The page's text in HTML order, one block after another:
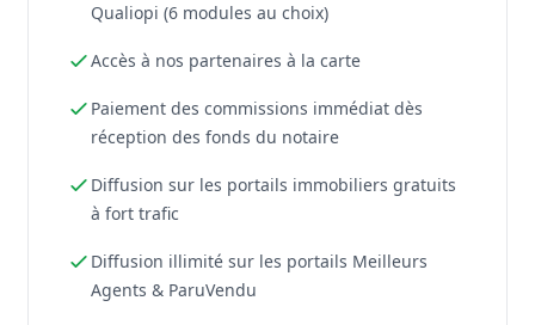
Qualiopi (6 modules au choix)
Accès à nos partenaires à la carte
Paiement des commissions immédiat dès
réception des fonds du notaire
Diffusion sur les portails immobiliers gratuits
à fort trafic
Diffusion illimité sur les portails Meilleurs
Agents & ParuVendu